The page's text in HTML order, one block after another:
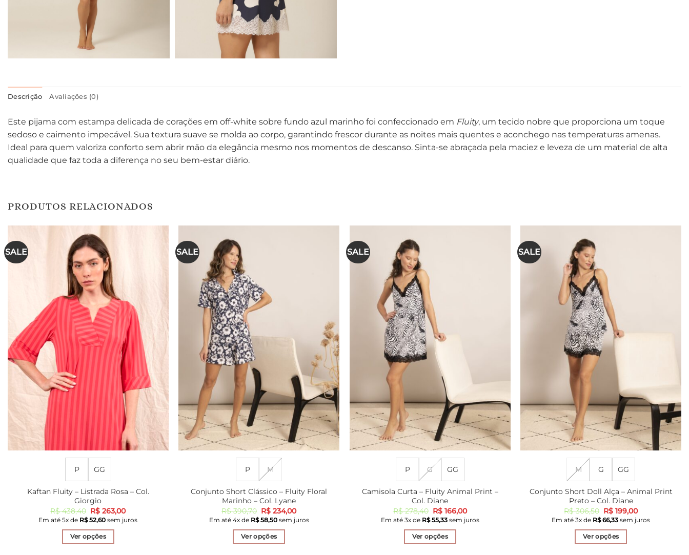
Descrição Avaliações (0)
Este pijama com estampa delicada de corações em off-white sobre fundo azul marinho foi confeccionado em Fluity, um tecido nobre que proporciona um toque
sedoso e caimento impecável. Sua textura suave se molda ao corpo, garantindo frescor durante as noites mais quentes e aconchego nas temperaturas amenas.
Ideal para quem valoriza conforto sem abrir mão da elegância mesmo nos momentos de descanso. Sinta-se abraçada pela maciez e leveza de um material de alta
qualidade que faz toda a diferença no seu bem-estar diário.
PRODUTOS RELACIONADOS
SALE
P GG
Kaftan Fluity – Listrada Rosa – Col.
Giorgio
R$438,40 O
preço
original
era:
R$ 438,40.
R$ 263,00O
preço
atual
Em até5x de R$52,60 sem juros
Ver opções
SALE
P M
Conjunto Short Clássico – Fluity Floral
Marinho – Col. Lyane
R$390,70 O
preço
original
era:
R$ 390,70.
R$ 234,00O
preço
atual
Em até 4x de R$58,50sem juros
Ver opções
SALE
P G GG
Camisola Curta – Fluity Animal Print –
Col. Diane
R$278,40 O
preço
original
era:
R$ 278,40.
R$166,00O
preço
atual
Em até 3x de R$55,33sem juros
Ver opções
SALE
M G GG
Conjunto Short Doll Alça – Animal Print
Preto – Col. Diane
R$306,50 O
preço
original
era:
R$ 306,50.
R$ 199,00O
preço
atual
Em até3x de R$66,33 sem juros
Ver opções